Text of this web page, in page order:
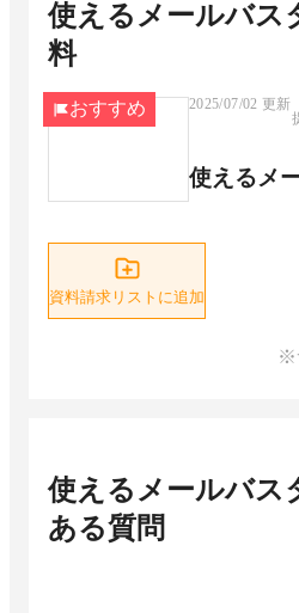
使えるメールバス
料
おすすめ 2025/07/02 更新
使えるメ
資料請求リストに追加
※
使えるメールバス
ある質問